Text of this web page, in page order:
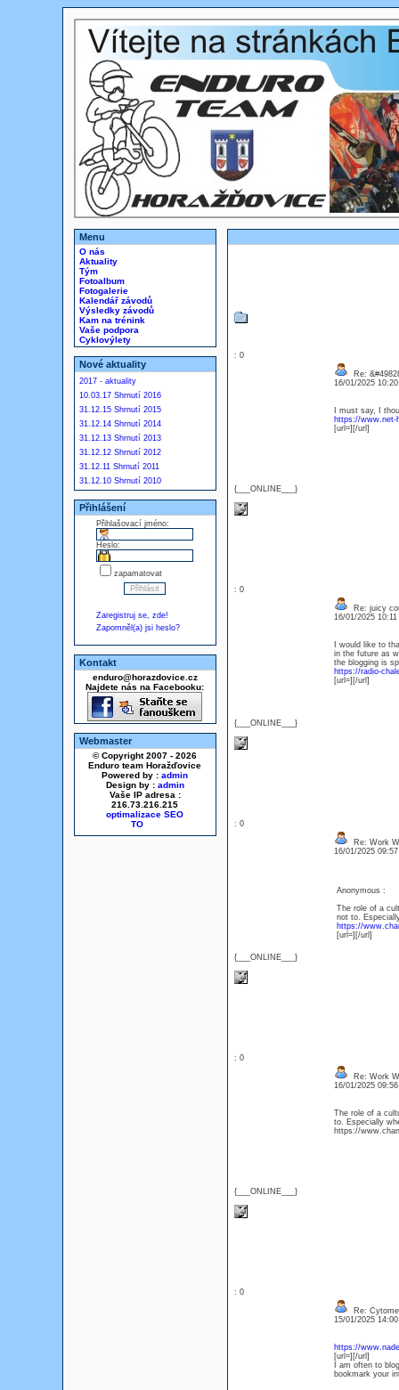
Menu
O nás
Aktuality
Tým
Fotoalbum
Fotogalerie
Kalendář závodů
Výsledky závodů
Kam na trénink
Vaše podpora
Cyklovýlety
Nové aktuality
2017 - aktuality
10.03.17 Shrnutí 2016
31.12.15 Shrnutí 2015
31.12.14 Shrnutí 2014
31.12.13 Shrnutí 2013
31.12.12 Shrnutí 2012
31.12.11 Shrnutí 2011
31.12.10 Shrnutí 2010
Přihlášení
Přihlašovací jméno:
Heslo:
zapamatovat
Zaregistruj se, zde!
Zapomněl(a) jsi heslo?
Kontakt
enduro@horazdovice.cz
Najdete nás na Facebooku:
Webmaster
© Copyright 2007 - 2026
Enduro team Horažďovice
Powered by : admin
Design by : admin
Vaše IP adresa :
216.73.216.215
optimalizace SEO
: 0
{___ONLINE___}
Re:
16/01/2025
I must say, I
https://www.net-
[url=][/url]
: 0
{___ONLINE___}
Re: juicy
16/01/2025
I would like to
in the future as
the blogging is
https://radio-
[url=][/url]
: 0
{___ONLINE___}
Re: Work
16/01/2025
Anonymous :
The role of a
not to.
https://
[url=][/url]
: 0
{___ONLINE___}
Re: Work
16/01/2025
The role of a
to. Especially
https://
: 0
Re:
15/01/2025
https://
[url=][/url]
I am often to
bookmark your